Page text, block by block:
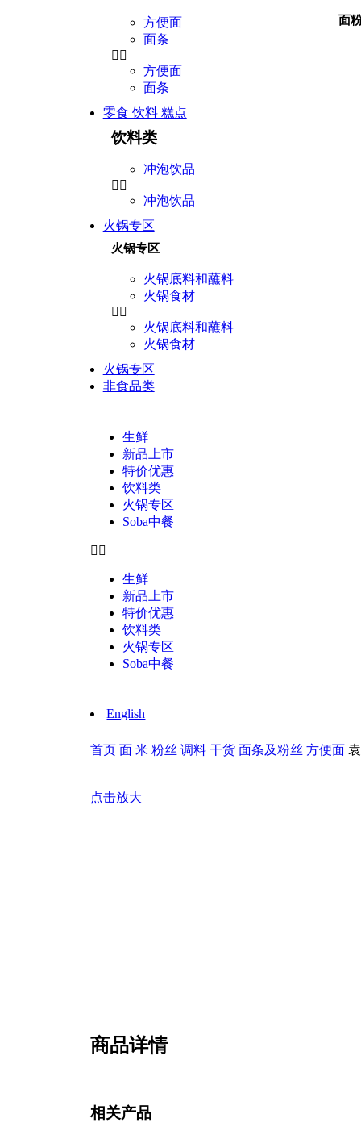
方便面
面条
方便面
面条
面
零食 饮料 糕点
饮料类
冲泡饮品
冲泡饮品
火锅专区
火锅专区
火锅底料和蘸料
火锅食材
火锅底料和蘸料
火锅食材
火锅专区
非食品类
生鲜
新品上市
特价优惠
饮料类
火锅专区
Soba中餐
生鲜
新品上市
特价优惠
饮料类
火锅专区
Soba中餐
English
首页 面 米 粉丝 调料 干货 面条及粉丝 方便面
点击放大
商品详情
相关产品